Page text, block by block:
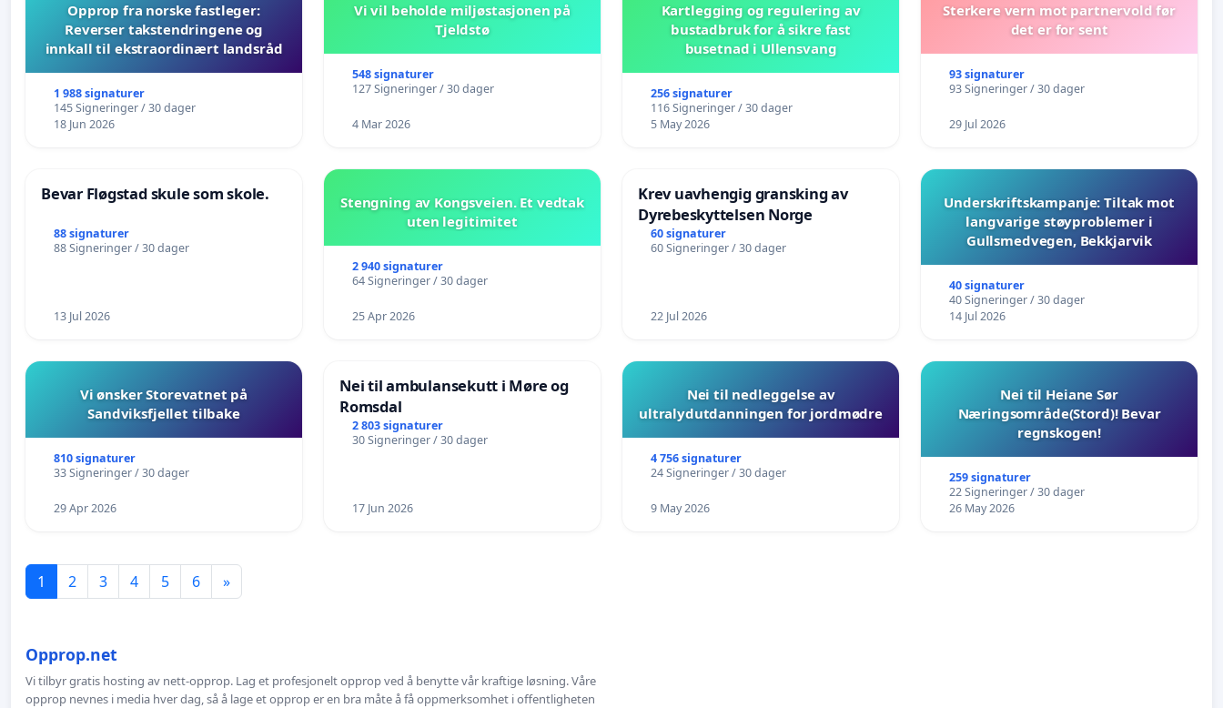
Opprop fra norske fastleger:
Reverser takstendringene og
innkall til ekstraordinært landsråd
1 988 signaturer
145 Signeringer / 30 dager
18 Jun 2026
Vi vil beholde miljøstasjonen på
Tjeldstø
548 signaturer
127 Signeringer / 30 dager
4 Mar 2026
Kartlegging og regulering av
bustadbruk for å sikre fast
busetnad i Ullensvang
256 signaturer
116 Signeringer / 30 dager
5 May 2026
Sterkere vern mot partnervold før
det er for sent
93 signaturer
93 Signeringer / 30 dager
29 Jul 2026
Bevar Fløgstad skule som skole.
88 signaturer
88 Signeringer / 30 dager
13 Jul 2026
Stengning av Kongsveien. Et vedtak
uten legitimitet
2 940 signaturer
64 Signeringer / 30 dager
25 Apr 2026
Krev uavhengig gransking av
Dyrebeskyttelsen Norge
60 signaturer
60 Signeringer / 30 dager
22 Jul 2026
Underskriftskampanje: Tiltak mot
langvarige støyproblemer i
Gullsmedvegen, Bekkjarvik
40 signaturer
40 Signeringer / 30 dager
14 Jul 2026
Vi ønsker Storevatnet på
Sandviksfjellet tilbake
810 signaturer
33 Signeringer / 30 dager
29 Apr 2026
Nei til ambulansekutt i Møre og
Romsdal
2 803 signaturer
30 Signeringer / 30 dager
17 Jun 2026
Nei til nedleggelse av
ultralydutdanningen for jordmødre
4 756 signaturer
24 Signeringer / 30 dager
9 May 2026
Nei til Heiane Sør
Næringsområde(Stord)! Bevar
regnskogen!
259 signaturer
22 Signeringer / 30 dager
26 May 2026
1 2 3 4 5 6 »
Opprop.net
Vi tilbyr gratis hosting av nett-opprop. Lag et profesjonelt opprop ved å benytte vår kraftige løsning. Våre
opprop nevnes i media hver dag, så å lage et opprop er en bra måte å få oppmerksomhet i offentligheten